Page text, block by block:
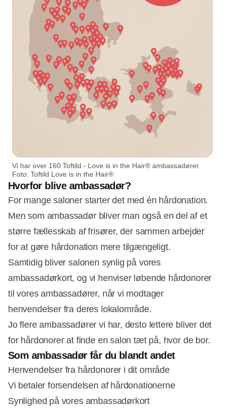
Vi har over 160 Toftild - Love is in the Hair® ambassadører.
Foto: Toftild Love is in the Hair®
Hvorfor blive ambassadør?
For mange saloner starter det med én hårdonation.
Men som ambassadør bliver man også en del af et
større fællesskab af frisører, der sammen arbejder
for at gøre hårdonation mere tilgængeligt.
Samtidig bliver salonen synlig på vores
ambassadørkort, og vi henviser løbende hårdonorer
til vores ambassadører, når vi modtager
henvendelser fra deres lokalområde.
Jo flere ambassadører vi har, desto lettere bliver det
for hårdonorer at finde en salon tæt på, hvor de bor.
Som ambassadør får du blandt andet
Henvendelser fra hårdonorer i dit område
Vi betaler forsendelsen af hårdonationerne
Synlighed på vores ambassadørkort